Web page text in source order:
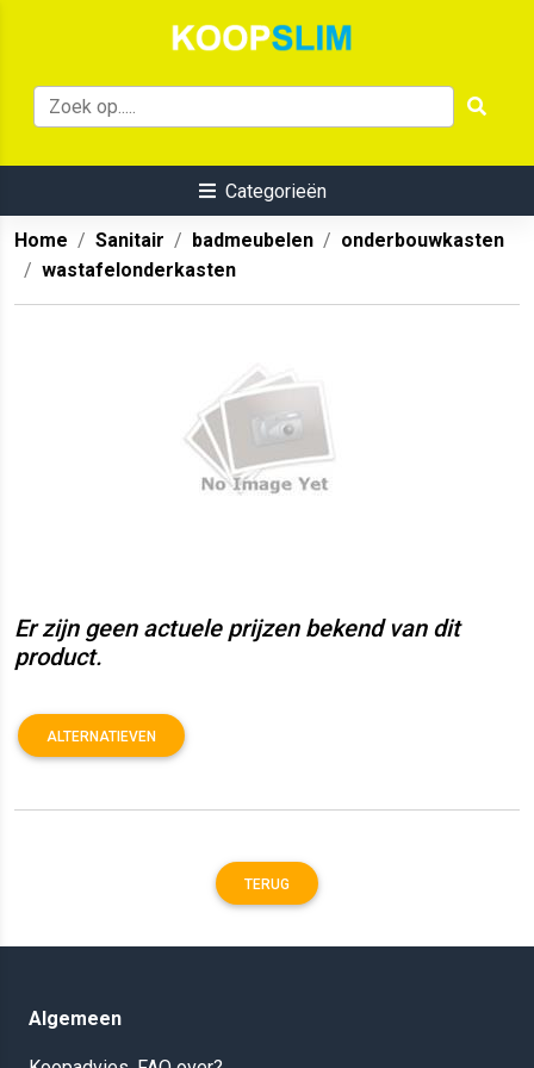
Categorieën
Home Sanitair badmeubelen
onderbouwkasten
wastafelonderkasten
Er zijn geen actuele prijzen bekend van dit
product.
ALTERNATIEVEN
TERUG
Algemeen